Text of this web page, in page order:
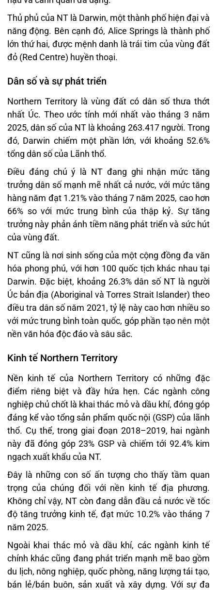
Thủ phủ của NT là Darwin, một thành phố hiện đại và
năng động. Bên cạnh đó, Alice Springs là thành phố
lớn thứ hai, được mệnh danh là trái tim của vùng đất
đỏ (Red Centre) huyền thoại.
Dân số và sự phát triển
Northern Territory là vùng đất có dân số thưa thớt
nhất Úc. Theo ước tính mới nhất vào tháng 3 năm
2025, dân số của NT là khoảng 263.417 người. Trong
đó, Darwin chiếm một phần lớn, với khoảng 52.6%
tổng dân số của Lãnh thổ.
Điều đáng chú ý là NT đang ghi nhận mức tăng
trưởng dân số mạnh mẽ nhất cả nước, với mức tăng
hàng năm đạt 1.21% vào tháng 7 năm 2025, cao hơn
66% so với mức trung bình của thập kỷ. Sự tăng
trưởng này phản ánh tiềm năng phát triển và sức hút
của vùng đất.
NT cũng là nơi sinh sống của một cộng đồng đa văn
hóa phong phú, với hơn 100 quốc tịch khác nhau tại
Darwin. Đặc biệt, khoảng 26.3% dân số NT là người
Úc bản địa (Aboriginal và Torres Strait Islander) theo
điều tra dân số năm 2021, tỷ lệ này cao hơn nhiều so
với mức trung bình toàn quốc, góp phần tạo nên một
nền văn hóa độc đáo và sâu sắc.
Kinh tế Northern Territory
Nền kinh tế của Northern Territory có những đặc
điểm riêng biệt và đầy hứa hẹn. Các ngành công
nghiệp chủ chốt là khai thác mỏ và dầu khí, đóng góp
đáng kể vào tổng sản phẩm quốc nội (GSP) của lãnh
thổ. Cụ thể, trong giai đoạn 2018–2019, hai ngành
này đã đóng góp 23% GSP và chiếm tới 92.4% kim
ngạch xuất khẩu của NT.
Đây là những con số ấn tượng cho thấy tầm quan
trọng của chúng đối với nền kinh tế địa phương.
Không chỉ vậy, NT còn đang dẫn đầu cả nước về tốc
độ tăng trưởng kinh tế, đạt mức 10.2% vào tháng 7
năm 2025.
Ngoài khai thác mỏ và dầu khí, các ngành kinh tế
chính khác cũng đang phát triển mạnh mẽ bao gồm
du lịch, nông nghiệp, quốc phòng, năng lượng tái tạo,
bán lẻ/bán buôn, sản xuất và xây dựng. Với sự đa